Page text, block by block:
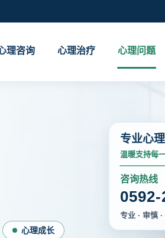
理咨询 心理治疗 心理问题
心理成长
专业心
温暖支持每
咨询热线
0592-
专业 · 审慎